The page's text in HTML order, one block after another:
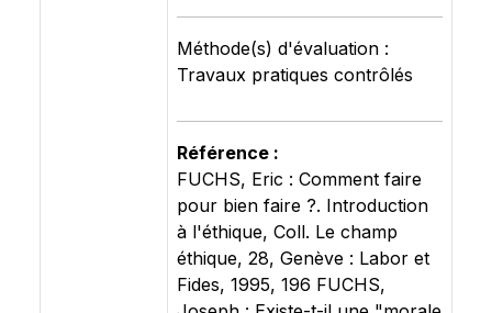
Méthode(s) d'évaluation :
Travaux pratiques contrôlés
Référence :
FUCHS, Eric : Comment faire
pour bien faire ?. Introduction
à l'éthique, Coll. Le champ
éthique, 28, Genève : Labor et
Fides, 1995, 196 FUCHS,